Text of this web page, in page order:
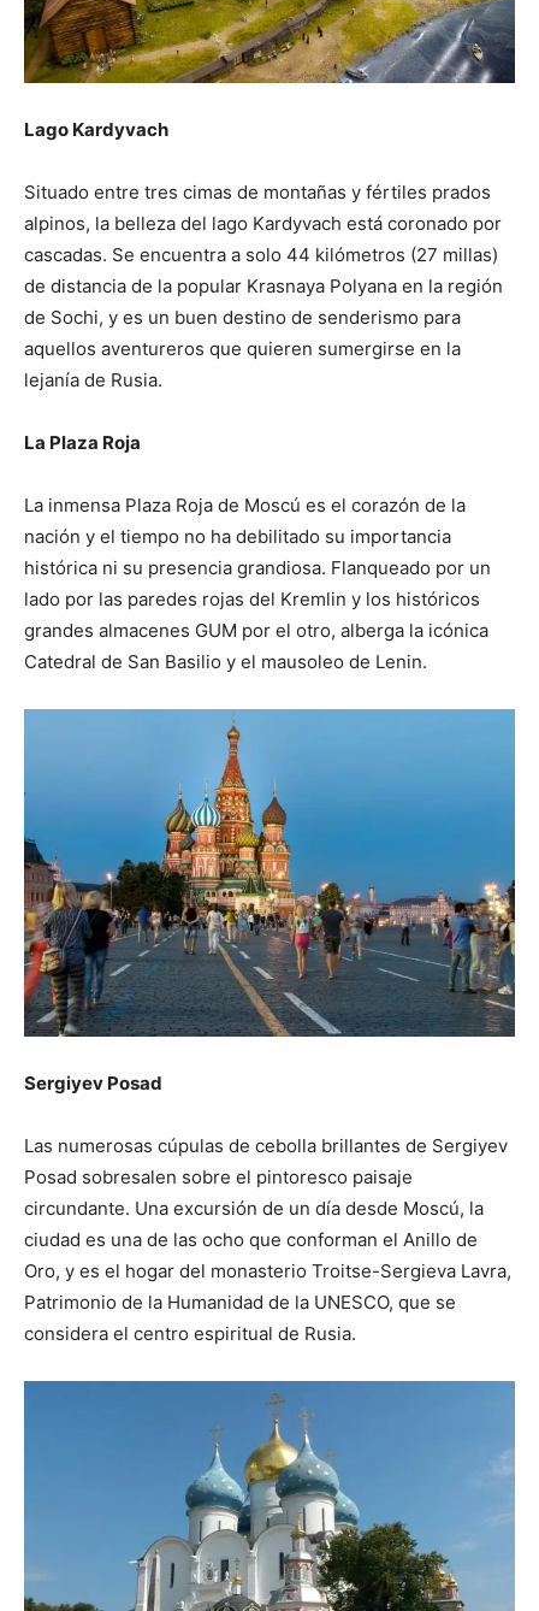
Lago Kardyvach
Situado entre tres cimas de montañas y fértiles prados
alpinos, la belleza del lago Kardyvach está coronado por
cascadas. Se encuentra a solo 44 kilómetros (27 millas)
de distancia de la popular Krasnaya Polyana en la región
de Sochi, y es un buen destino de senderismo para
aquellos aventureros que quieren sumergirse en la
lejanía de Rusia.
La Plaza Roja
La inmensa Plaza Roja de Moscú es el corazón de la
nación y el tiempo no ha debilitado su importancia
histórica ni su presencia grandiosa. Flanqueado por un
lado por las paredes rojas del Kremlin y los históricos
grandes almacenes GUM por el otro, alberga la icónica
Catedral de San Basilio y el mausoleo de Lenin.
Sergiyev Posad
Las numerosas cúpulas de cebolla brillantes de Sergiyev
Posad sobresalen sobre el pintoresco paisaje
circundante. Una excursión de un día desde Moscú, la
ciudad es una de las ocho que conforman el Anillo de
Oro, y es el hogar del monasterio Troitse-Sergieva Lavra,
Patrimonio de la Humanidad de la UNESCO, que se
considera el centro espiritual de Rusia.